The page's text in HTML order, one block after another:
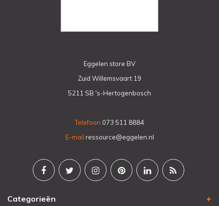
Eggelen store BV
Zuid Willemsvaart 19
5211 SB 's-Hertogenbosch
Telefoon 073 511 8884
E-mail ressource@eggelen.nl
Categorieën